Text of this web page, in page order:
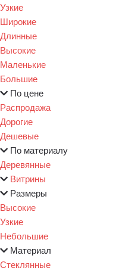
Узкие
Широкие
Длинные
Высокие
Маленькие
Большие
По цене
Распродажа
Дорогие
Дешевые
По материалу
Деревянные
Витрины
Размеры
Высокие
Узкие
Небольшие
Материал
Стеклянные